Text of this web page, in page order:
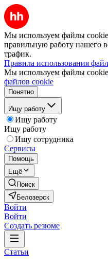
Мы используем файлы
правильную работу нашего
трафик.
Правила использования
Мы используем файлы
файлов cookie
Понятно
Ищу работу
Ищу работу
Ищу работу
Ищу сотрудника
Сервисы
Помощь
Ещё
Поиск
Белозерск
Войти
Войти
Создать резюме
Статьи